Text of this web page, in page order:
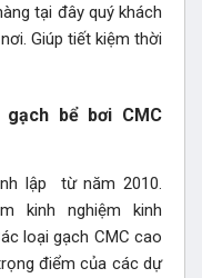
tại đây quý khách
Giúp tiết kiệm thời
bể bơi CMC
lập từ năm 2010.
kinh nghiệm kinh
loại gạch CMC cao
điểm của các dự